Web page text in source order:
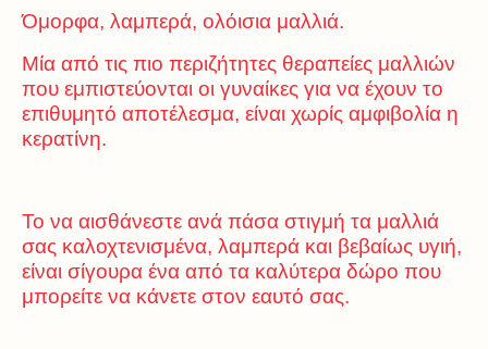
Όμορφα, λαμπερά, ολόισια μαλλιά.
Μία από τις πιο περιζήτητες θεραπείες μαλλιών
που εμπιστεύονται οι γυναίκες για να έχουν το
επιθυμητό αποτέλεσμα, είναι χωρίς αμφιβολία η
κερατίνη.
Το να αισθάνεστε ανά πάσα στιγμή τα μαλλιά
σας καλοχτενισμένα, λαμπερά και βεβαίως υγιή,
είναι σίγουρα ένα από τα καλύτερα δώρο που
μπορείτε να κάνετε στον εαυτό σας.